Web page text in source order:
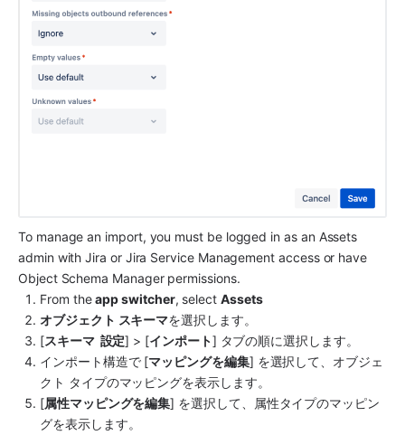
To manage an import, you must be logged in as an Assets
admin with Jira or Jira Service Management access or have
Object Schema Manager permissions.
From the app switcher, select Assets
オブジェクト スキーマを選択します。
[スキーマ 設定] > [インポート] タブの順に選択します。
インポート構造で [マッピングを編集] を選択して、オブジェ
クト タイプのマッピングを表示します。
[属性マッピングを編集] を選択して、属性タイプのマッピン
グを表示します。